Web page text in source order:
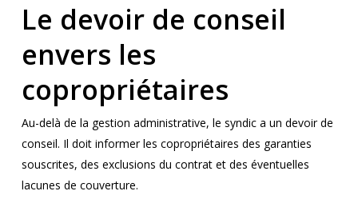
Le devoir de conseil
envers les
copropriétaires
Au-delà de la gestion administrative, le syndic a un devoir de
conseil. Il doit informer les copropriétaires des garanties
souscrites, des exclusions du contrat et des éventuelles
lacunes de couverture.